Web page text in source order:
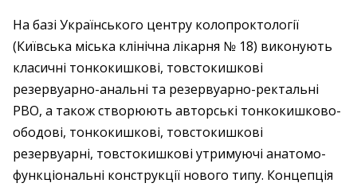
На базі Українського центру колопроктології
(Київська міська клінічна лікарня № 18) виконують
класичні тонкокишкові, товстокишкові
резервуарно-анальні та резервуарно-ректальні
РВО, а також створюють авторські тонкокишково-
ободові, тонкокишкові, товстокишкові
резервуарні, товстокишкові утримуючі анатомо-
функціональні конструкції нового типу. Концепція